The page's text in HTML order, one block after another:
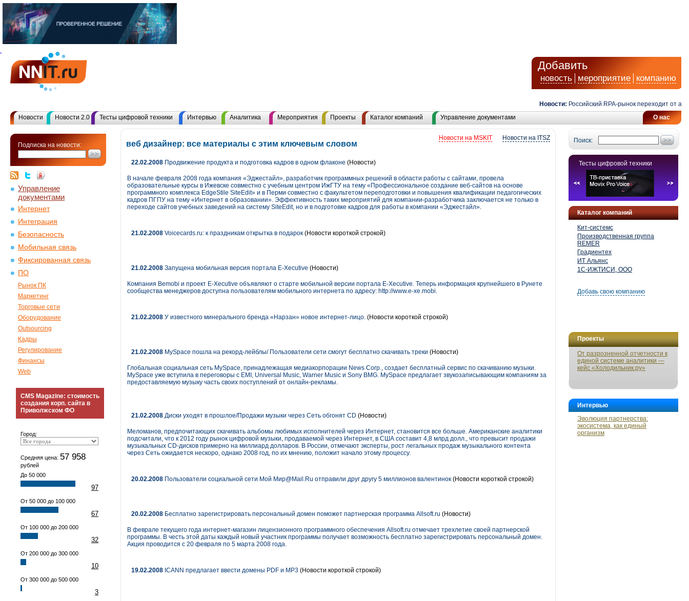
Добавить
новость мероприятие компанию
Новости: Российский RPA-рынок переходит от
О нас
Новости Новости 2.0 Тесты цифровой техники Интервью Аналитика Мероприятия Проекты Каталог компаний Управление документами
Подписка на новости:
Управление
документами
Интернет
Интеграция
Безопасность
Мобильная связь
Фиксированная связь
ПО
Рынок ПК
Маркетинг
Торговые сети
Оборудование
Outsourcing
Кадры
Регулирование
Финансы
Web
CMS Magazine: стоимость
создания корп. сайта в
Приволжском ФО
Город:
Средняя цена: 57 958
рублей
До 50 000
97
От 50 000 до 100 000
67
От 100 000 до 200 000
32
От 200 000 до 300 000
10
От 300 000 до 500 000
3
Поиск:
Тесты цифровой техники
Каталог компаний
Кит-системс
Производственная группа
REMER
Градиентех
ИТ Альянс
1С-ИЖТИСИ, ООО
Добавь свою компанию
Проекты
От разрозненной отчетности к
единой системе аналитики —
кейс «Холодильник.ру»
Интервью
Эволюция партнерства:
экосистема, как единый
организм
Новости на ITSZ
Новости на MSKIT
веб дизайнер: все материалы с этим ключевым словом
22.02.2008 Продвижение продукта и подготовка кадров в одном флаконе (Новости)
В начале февраля 2008 года компания «Эджестайл», разработчик программных решений в области работы с сайтами, провела
образовательные курсы в Ижевске совместно с учебным центром ИжГТУ на тему «Профессиональное создание веб-сайтов на основе
программного комплекса EdgeStile SiteEdit» и в Перми совместно с факультетом переподготовки и повышения квалификации педагогических
кадров ПГПУ на тему «Интернет в образовании». Эффективность таких мероприятий для компании-разработчика заключается не только в
переходе сайтов учебных заведений на систему SiteEdit, но и в подготовке кадров для работы в компании «Эджестайл».
21.02.2008 Voicecards.ru: к праздникам открытка в подарок (Новости короткой строкой)
21.02.2008 Запущена мобильная версия портала E-Xecutive (Новости)
Компания Bemobi и проект E-Xecutive объявляют о старте мобильной версии портала E-Xecutive. Теперь информация крупнейшего в Рунете
сообщества менеджеров доступна пользователям мобильного интернета по адресу: http://www.e-xe.mobi.
21.02.2008 У известного минерального бренда «Нарзан» новое интернет-лицо. (Новости короткой строкой)
21.02.2008 MySpace пошла на рекорд-лейблы/ Пользователи сети смогут бесплатно скачивать треки (Новости)
Глобальная социальная сеть MySpace, принадлежащая медиакорпорации News Corp., создает бесплатный сервис по скачиванию музыки.
MySpace уже вступила в переговоры с EMI, Universal Music, Warner Music и Sony BMG. MySpace предлагает звукозаписывающим компаниям за
предоставляемую музыку часть своих поступлений от онлайн-рекламы.
21.02.2008 Диски уходят в прошлое/Продажи музыки через Сеть обгонят CD (Новости)
Меломанов, предпочитающих скачивать альбомы любимых исполнителей через Интернет, становится все больше. Американские аналитики
подсчитали, что к 2012 году рынок цифровой музыки, продаваемой через Интернет, в США составит 4,8 млрд долл., что превысит продажи
музыкальных CD-дисков примерно на миллиард долларов. В России, отмечают эксперты, рост легальных продаж музыкального контента
через Сеть ожидается нескоро, однако 2008 год, по их мнению, положит начало этому процессу.
20.02.2008 Пользователи социальной сети Мой Мир@Mail.Ru отправили друг другу 5 миллионов валентинок (Новости короткой строкой)
20.02.2008 Бесплатно зарегистрировать персональный домен поможет партнерская программа Allsoft.ru (Новости)
В феврале текущего года интернет-магазин лицензионного программного обеспечения Allsoft.ru отмечает трехлетие своей партнерской
программы. В честь этой даты каждый новый участник программы получает возможность бесплатно зарегистрировать персональный домен.
Акция проводится с 20 февраля по 5 марта 2008 года.
19.02.2008 ICANN предлагает ввести домены PDF и MP3 (Новости короткой строкой)